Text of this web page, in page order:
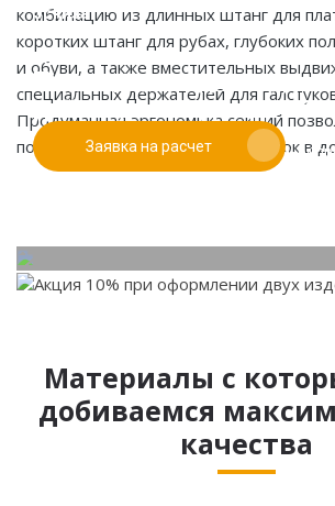
комбинацию из длинных штанг для
коротких штанг для рубах, глубоких
и обуви, а также вместительных
специальных держателей для
Продуманная эргономика секций
поддерживать идеальный порядок в
Если у вас есть эскиз то вы можете
нам для предварительной оценки
Заявка на расчет
При заказе от двух
действует скидка до 10%
Работаем только по индивидуальным
Адаптируем лучшие идеи дизайнеров
Материалы с
добиваемся
качества